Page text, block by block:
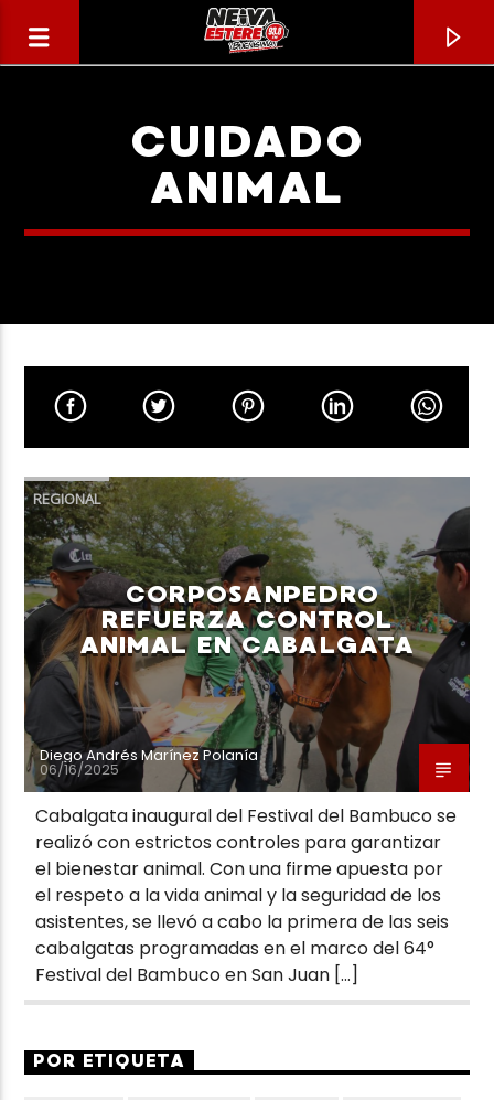
CANCIÓN ACTUAL
TÍTULO
ARTISTA
Neiva Estereo
CUIDADO
ANIMAL
REGIONAL
CORPOSANPEDRO
REFUERZA CONTROL
ANIMAL EN CABALGATA
Diego Andrés Marínez Polanía
06/16/2025
Cabalgata inaugural del Festival del Bambuco se
realizó con estrictos controles para garantizar
el bienestar animal. Con una firme apuesta por
el respeto a la vida animal y la seguridad de los
asistentes, se llevó a cabo la primera de las seis
cabalgatas programadas en el marco del 64°
Festival del Bambuco en San Juan […]
POR ETIQUETA